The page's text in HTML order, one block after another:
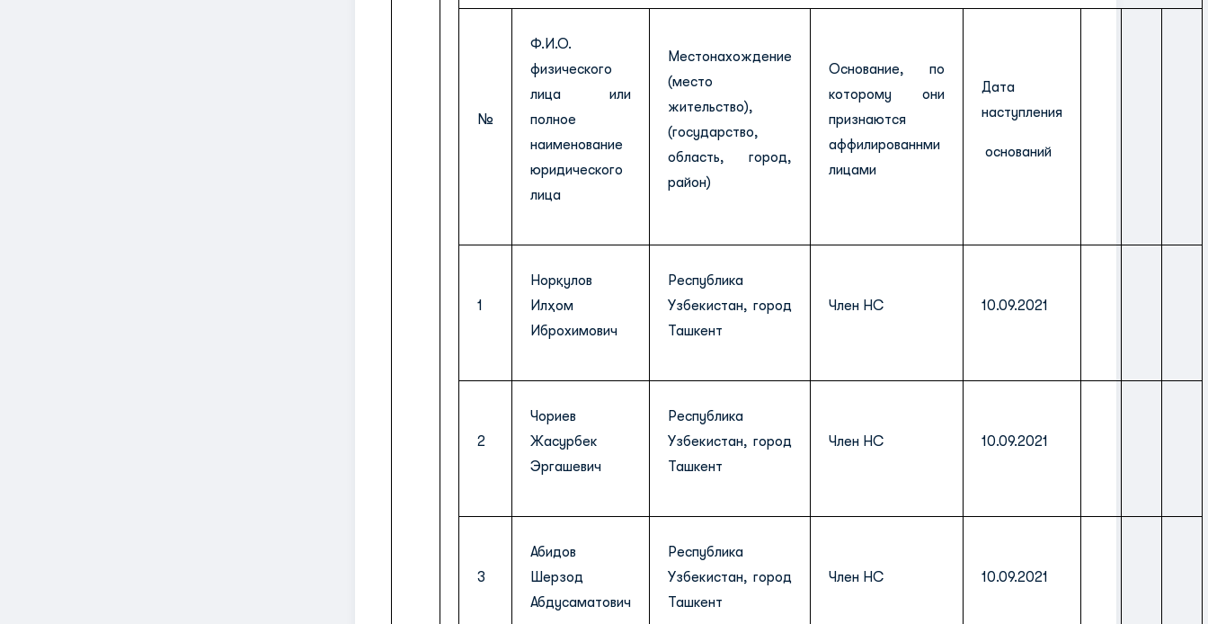
№
Ф.И.О.
физического
лица или
полное
наименование
юридического
лица
Местонахождение
(место
жительство),
(государство,
область, город,
район)
Основание, по
которому они
признаются
аффилированнми
лицами
Дата
наступления
оснований
1
Норқулов
Илҳом
Иброхимович
Республика
Узбекистан, город
Ташкент
Член НС 10.09.2021
2
Чориев
Жасурбек
Эргашевич
Республика
Узбекистан, город
Ташкент
Член НС 10.09.2021
3
Абидов
Шерзод
Абдусаматович
Республика
Узбекистан, город
Ташкент
Член НС 10.09.2021